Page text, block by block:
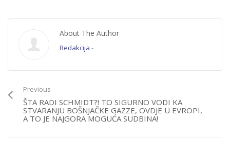
About The Author
Redakcija -
Previous
ŠTA RADI SCHMIDT?! TO SIGURNO VODI KA
STVARANJU BOŠNJAČKE GAZZE, OVDJE U EVROPI,
A TO JE NAJGORA MOGUĆA SUDBINA!